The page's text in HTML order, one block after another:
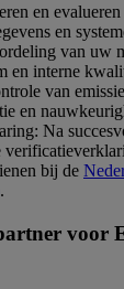
en
en
van uw
en interne
van
en
Na
bij de
.
voor